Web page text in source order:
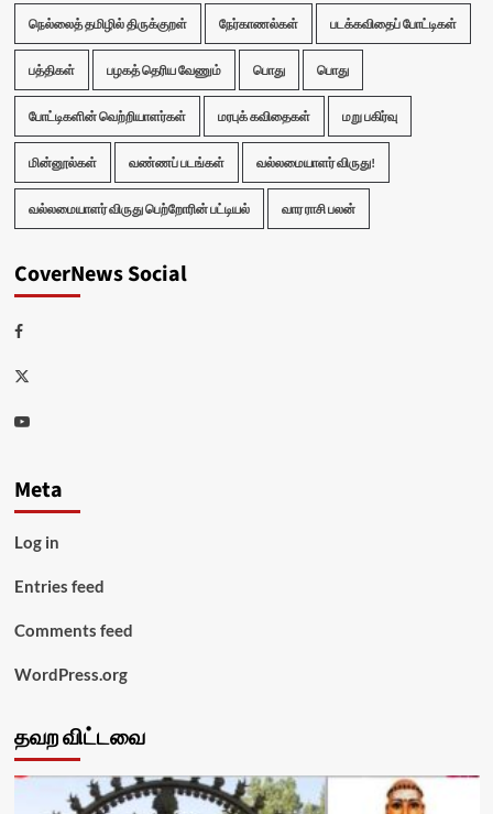
நெல்லைத் தமிழில் திருக்குறள் நேர்காணல்கள் படக்கவிதைப் போட்டிகள்
பத்திகள் பழகத் தெரிய வேணும் பொது பொது
போட்டிகளின் வெற்றியாளர்கள் மரபுக் கவிதைகள் மறு பகிர்வு
மின்னூல்கள் வண்ணப் படங்கள் வல்லமையாளர் விருது!
வல்லமையாளர் விருது பெற்றோரின் பட்டியல் வார ராசி பலன்
CoverNews Social
Facebook
Twitter
Youtube
Meta
Log in
Entries feed
Comments feed
WordPress.org
தவற விட்டவை